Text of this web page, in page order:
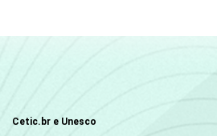
Cetic.br e Unesco